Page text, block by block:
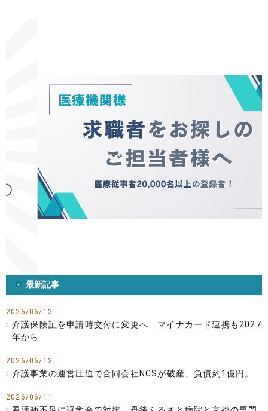
最新記事
2026/06/12
介護保険証を申請時交付に変更へ マイナカード連携も2027
年から
2026/06/12
介護事業の運営圧迫で合同会社NCSが破産、負債約1億円。
2026/06/11